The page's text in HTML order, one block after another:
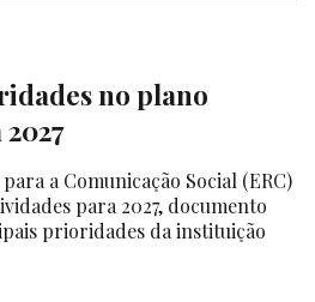
no plano
a Comunicação Social (ERC)
para 2027, documento
prioridades da instituição